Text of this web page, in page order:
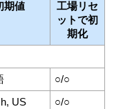
期値
工場リセ
ットで初
期化
○/○
US ○/○